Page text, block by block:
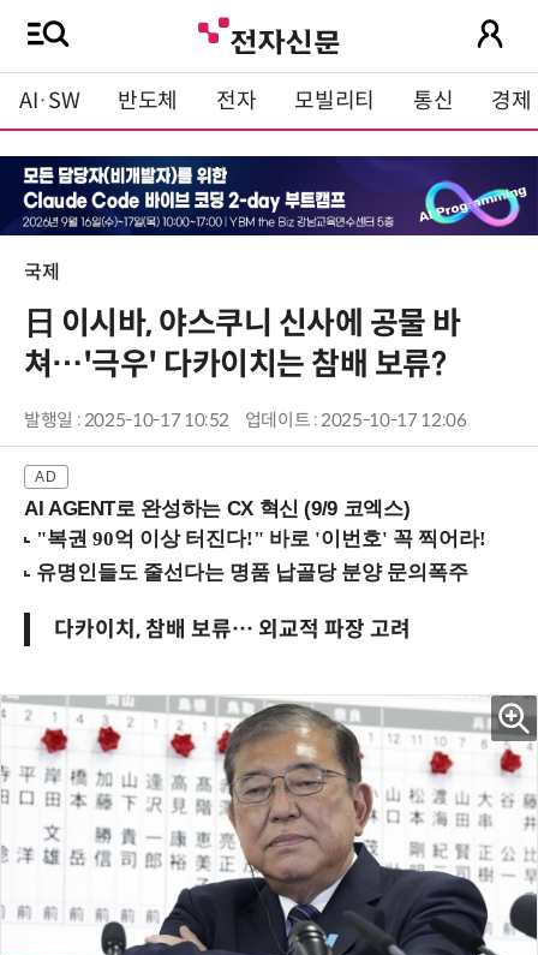
AI·SW 반도체 전자 모빌리티 통신 경제
국제
日 이시바, 야스쿠니 신사에 공물 바
쳐…'극우' 다카이치는 참배 보류?
발행일 : 2025-10-17 10:52 업데이트 : 2025-10-17 12:06
AI AGENT로 완성하는 CX 혁신 (9/9 코엑스)
다카이치, 참배 보류… 외교적 파장 고려